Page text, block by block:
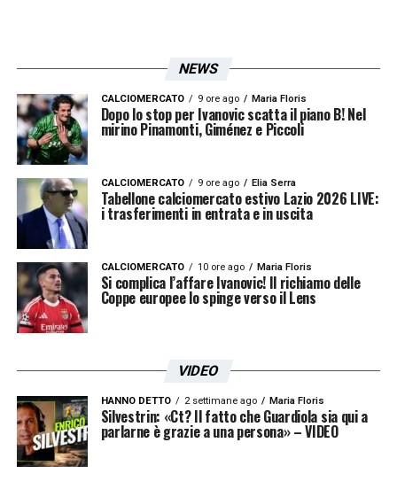
NEWS
CALCIOMERCATO 9 ore ago Maria Floris
Dopo lo stop per Ivanovic scatta il piano B! Nel
mirino Pinamonti, Giménez e Piccoli
CALCIOMERCATO 9 ore ago Elia Serra
Tabellone calciomercato estivo Lazio 2026 LIVE:
i trasferimenti in entrata e in uscita
CALCIOMERCATO 10 ore ago Maria Floris
Si complica l’affare Ivanovic! Il richiamo delle
Coppe europee lo spinge verso il Lens
VIDEO
HANNO DETTO 2 settimane ago Maria Floris
Silvestrin: «Ct? Il fatto che Guardiola sia qui a
parlarne è grazie a una persona» – VIDEO